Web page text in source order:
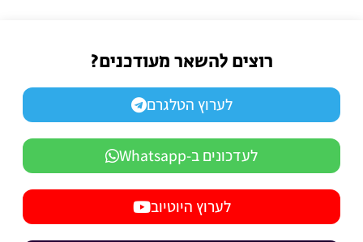
רוצים להשאר מעודכנים?
לערוץ הטלגרם
לעדכונים ב-Whatsapp
לערוץ היוטיוב